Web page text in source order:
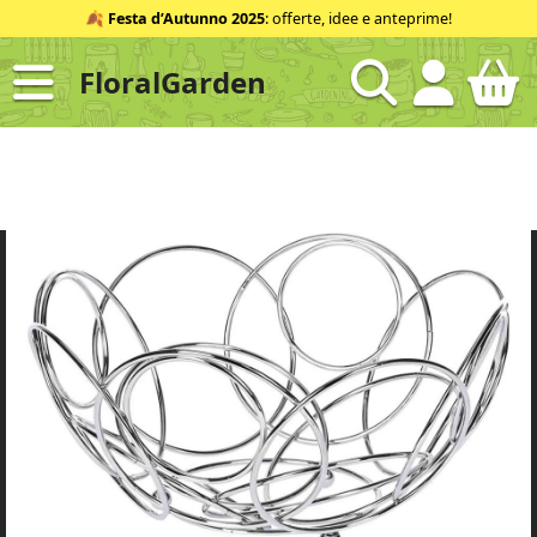
al
contenuto
ID
🍂 Festa d’Autunno 2025: offerte, idee e anteprime!
FloralGarden